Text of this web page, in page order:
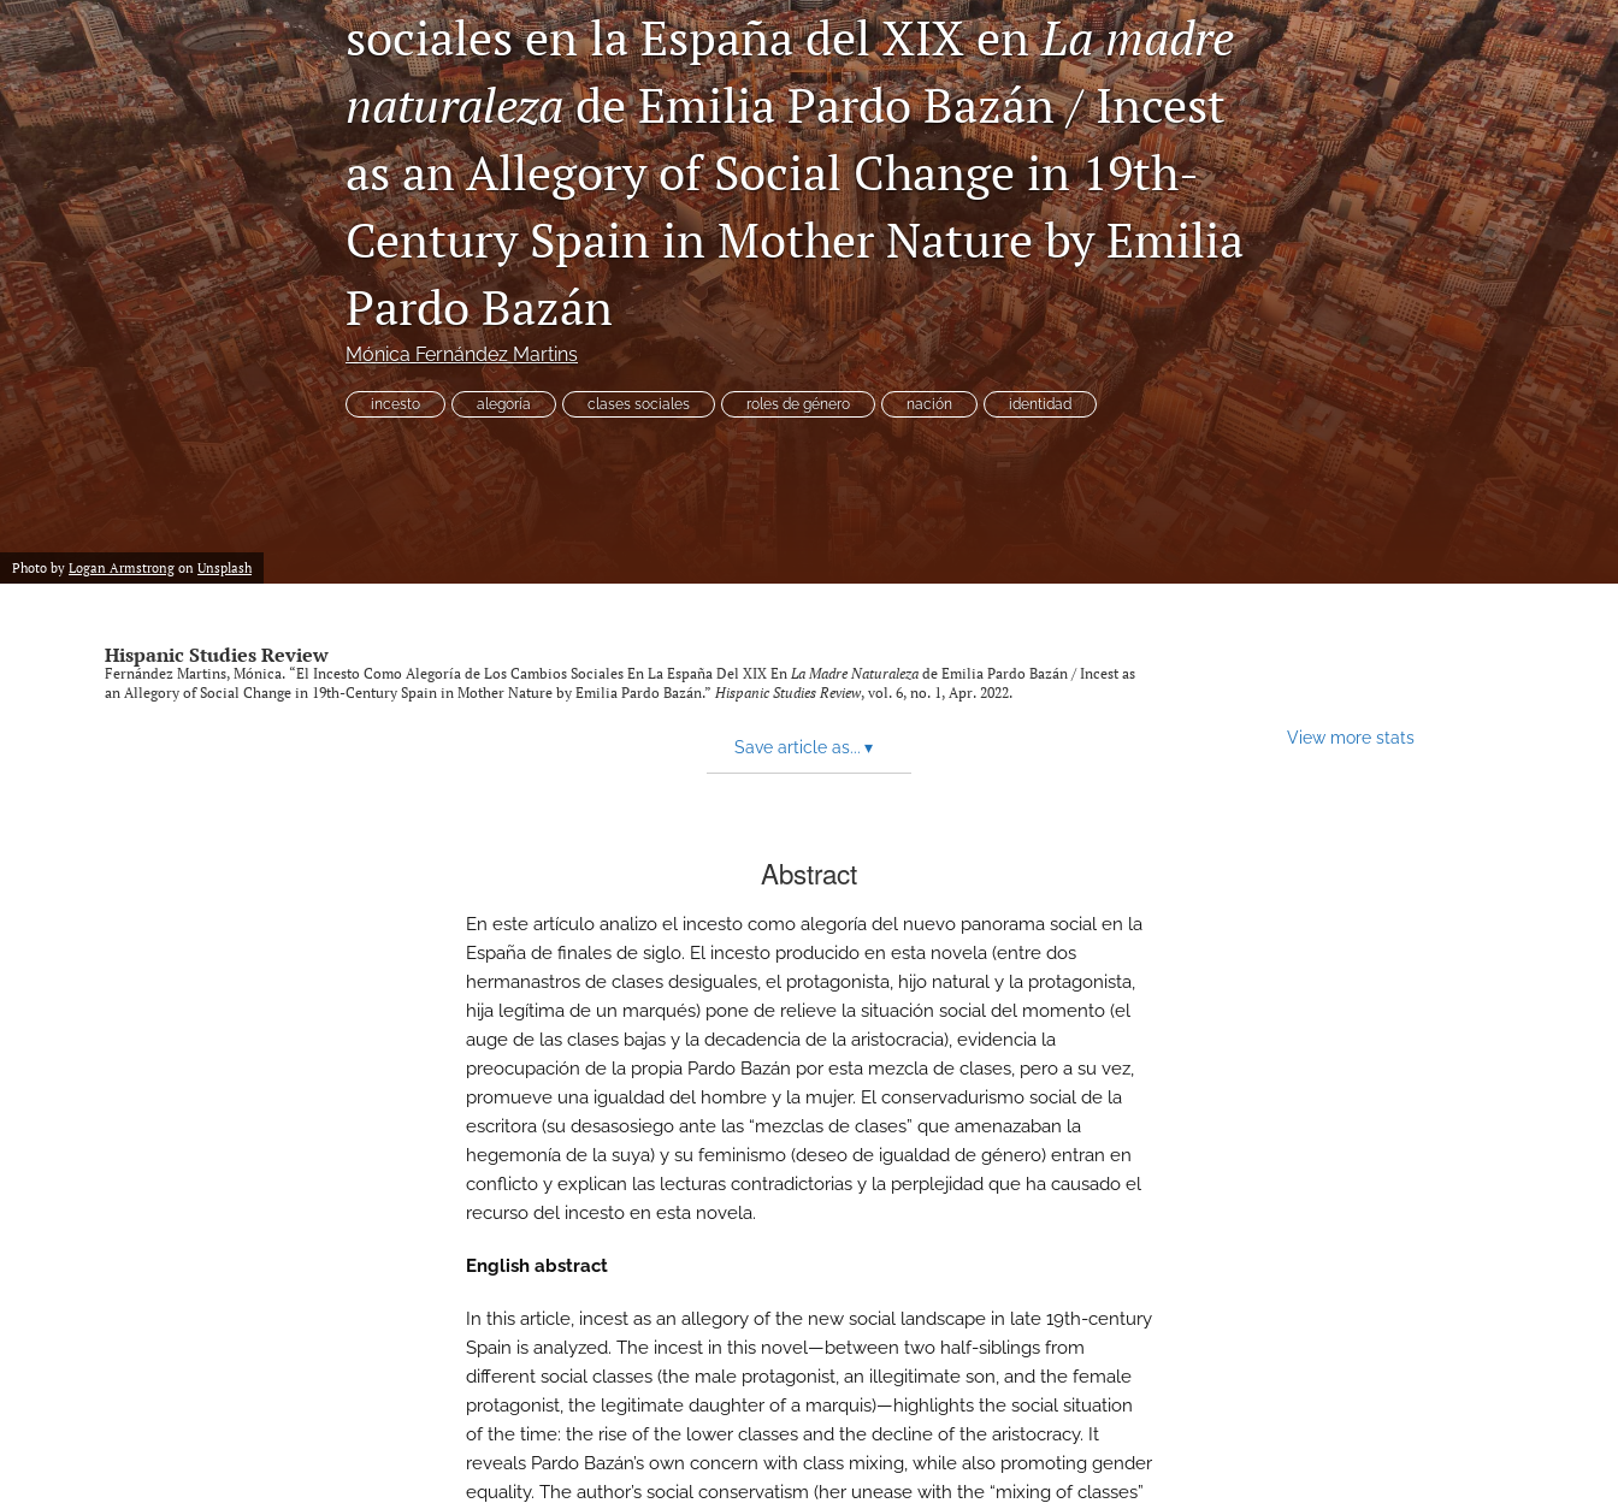
Vol. 4, Issue 1, 2019
Vol. 4, Issue 2, 2020
Vol. 5, Issue 1, 2020
Vol. 5, Issue 2, 2021
Vol. 6, Issue 1, 2022
Vol. 6, Issue 2, 2022
Vol. 7, Issue 1, 2023
Vol. 7, Issue 2, 2023
Vol. 9, Issue 1, 2025 (SLISE/SLINKI Conference)
to
sociales en la España del XIX enLa madre
naturalezade Emilia Pardo Bazán / Incest
as an Allegory of Social Change in 19th-
Century Spain in Mother Nature by Emilia
Pardo Bazán
Mónica Fernández Martins
incesto alegoría clases sociales roles de género nación identidad
Photo by Logan Armstrong on Unsplash
Hispanic Studies Review
Fernández Martins, Mónica. “El Incesto Como Alegoría de Los Cambios Sociales En La España Del XIX En La Madre Naturaleza de Emilia Pardo Bazán / Incest as
an Allegory of Social Change in 19th-Century Spain in Mother Nature by Emilia Pardo Bazán.” Hispanic Studies Review, vol. 6, no. 1, Apr. 2022.
Save article as... ▾ View more stats
Abstract
En este artículo analizo el incesto como alegoría del nuevo panorama social en la
España de finales de siglo. El incesto producido en esta novela (entre dos
hermanastros de clases desiguales, el protagonista, hijo natural y la protagonista,
hija legítima de un marqués) pone de relieve la situación social del momento (el
auge de las clases bajas y la decadencia de la aristocracia), evidencia la
preocupación de la propia Pardo Bazán por esta mezcla de clases, pero a su vez,
promueve una igualdad del hombre y la mujer. El conservadurismo social de la
escritora (su desasosiego ante las “mezclas de clases” que amenazaban la
hegemonía de la suya) y su feminismo (deseo de igualdad de género) entran en
conflicto y explican las lecturas contradictorias y la perplejidad que ha causado el
recurso del incesto en esta novela.
English abstract
In this article, incest as an allegory of the new social landscape in late 19th-century
Spain is analyzed. The incest in this novel—between two half-siblings from
different social classes (the male protagonist, an illegitimate son, and the female
protagonist, the legitimate daughter of a marquis)—highlights the social situation
of the time: the rise of the lower classes and the decline of the aristocracy. It
reveals Pardo Bazán’s own concern with class mixing, while also promoting gender
equality. The author’s social conservatism (her unease with the “mixing of classes”